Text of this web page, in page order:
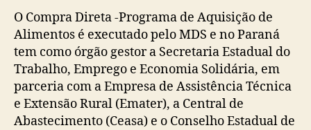
O Compra Direta -Programa de Aquisição de
Alimentos é executado pelo MDS e no Paraná
tem como órgão gestor a Secretaria Estadual do
Trabalho, Emprego e Economia Solidária, em
parceria com a Empresa de Assistência Técnica
e Extensão Rural (Emater), a Central de
Abastecimento (Ceasa) e o Conselho Estadual de